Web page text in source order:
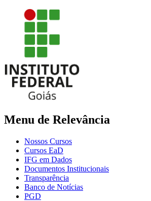
Menu de Relevância
Nossos Cursos
Cursos EaD
IFG em Dados
Documentos Institucionais
Transparência
Banco de Notícias
PGD